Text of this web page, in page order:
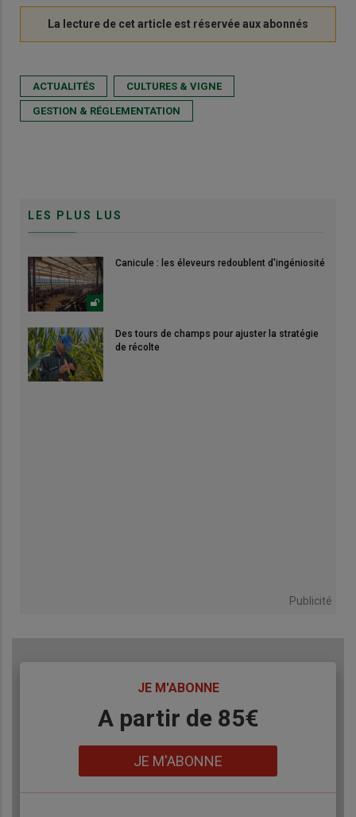
ACTUALITÉS CULTURES & VIGNE
GESTION & RÉGLEMENTATION
LES PLUS LUS
Canicule : les éleveurs redoublent d'ingéniosité
Des tours de champs pour ajuster la stratégie
de récolte
Publicité
JE M'ABONNE
A partir de 85€
JE M'ABONNE